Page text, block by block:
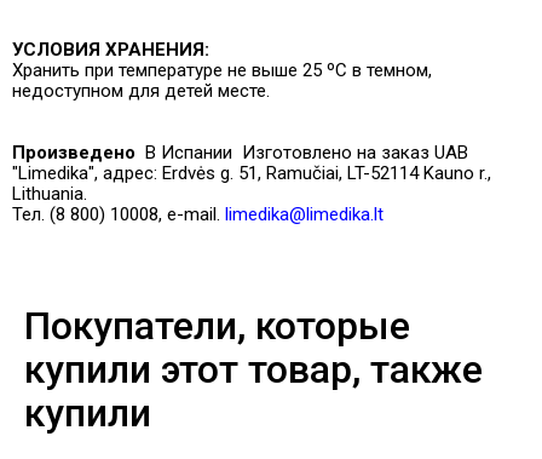
УСЛОВИЯ ХРАНЕНИЯ:
Хранить при температуре не выше 25 ºC в темном,
недоступном для детей месте.
Произведено В Испании Изготовлено на заказ UAB
"Limedika", адрес: Erdvės g. 51, Ramučiai, LT-52114 Kauno r.,
Lithuania.
Тел. (8 800) 10008, e-mail. limedika@limedika.lt
Покупатели, которые
купили этот товар, также
купили